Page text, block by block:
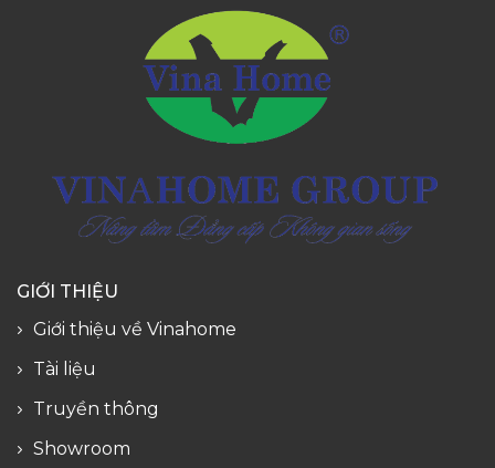
GIỚI THIỆU
Giới thiệu về Vinahome
Tài liệu
Truyền thông
Showroom